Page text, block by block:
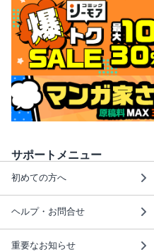
サポートメニュー
初めての方へ
ヘルプ・お問合せ
重要なお知らせ